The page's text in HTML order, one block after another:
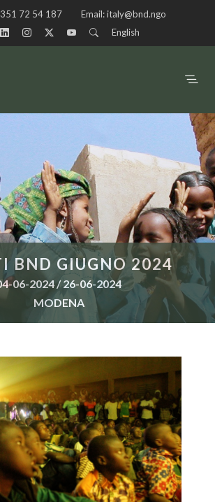
72 54 187 Email:italy@bnd.ngo
English
BND GIUGNO 2024
06-2024 / 26-06-2024
MODENA